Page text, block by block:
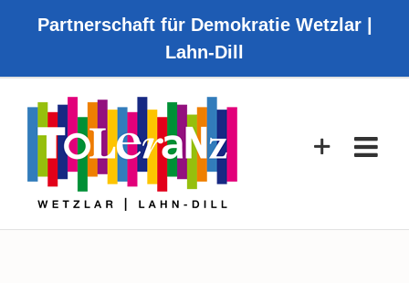
InhaltPartnerschaft für Demokratie Wetzlar |
Lahn-Dill